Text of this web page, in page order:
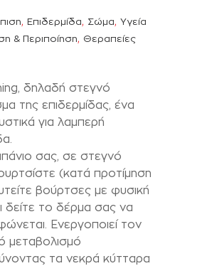
, Επιδερμίδα, Σώμα, Υγεία
& Περιποίηση, Θεραπείες
δηλαδή στεγνό
της επιδερμίδας, ένα
για λαμπερή
σας, σε στεγνό
(κατά προτίμηση
βούρτσες με φυσική
δείτε το δέρμα σας να
Ενεργοποιεί τον
μεταβολισμό
τα νεκρά κύτταρα